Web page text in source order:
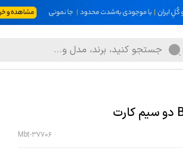
Mbt-37706